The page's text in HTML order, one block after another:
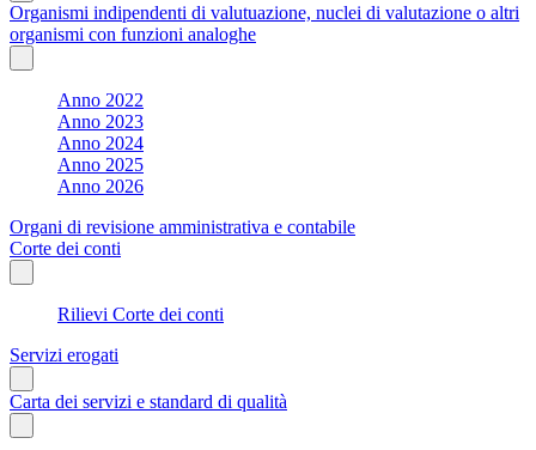
Organismi indipendenti di valutuazione, nuclei di valutazione o altri
organismi con funzioni analoghe
Anno 2022
Anno 2023
Anno 2024
Anno 2025
Anno 2026
Organi di revisione amministrativa e contabile
Corte dei conti
Rilievi Corte dei conti
Servizi erogati
Carta dei servizi e standard di qualità